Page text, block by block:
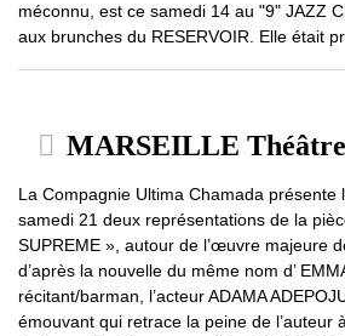
méconnu, est ce samedi 14 au "9" JAZZ
aux brunches du RESERVOIR. Elle était
MARSEILLE
La Compagnie Ultima Chamada présente
samedi 21 deux représentations de la
SUPREME », autour de l’œuvre majeure
d’après la nouvelle du même nom d’
récitant/barman, l’acteur ADAMA
émouvant qui retrace la peine de l’auteur